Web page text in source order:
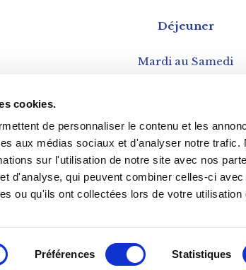
cookies.
de personnaliser le contenu et les
aux médias sociaux et d'analyser notre trafic.
sur l'utilisation de notre site avec nos
d'analyse, qui peuvent combiner celles-ci
ou qu'ils ont collectées lors de votre utilisation
Préférences Statistiques
Déjeuner
Mardi au Samedi
@2020. Tous droits